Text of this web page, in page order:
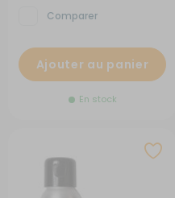
Comparer
Ajouter au panier
En stock